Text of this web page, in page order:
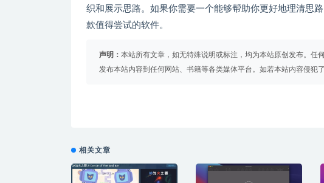
织和展示思路。如果你需要一个能够帮助你更好地理清思
款值得尝试的软件。
声明： 本站所有文章，如无特殊说明或标注，均为本站原创发布。任
发布本站内容到任何网站、书籍等各类媒体平台。如若本站内容侵犯
相关文章